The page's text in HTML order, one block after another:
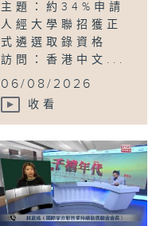
主題：約34%申請
人經大學聯招獲正
式遴選取錄資格
訪問：香港中文...
06/08/2026
收看